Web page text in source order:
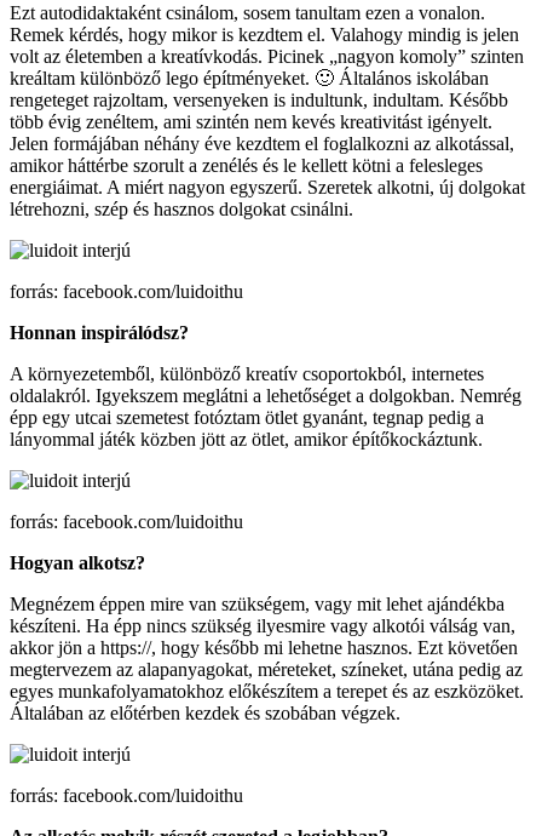
Ezt autodidaktaként csinálom, sosem tanultam ezen a vonalon.
Remek kérdés, hogy mikor is kezdtem el. Valahogy mindig is jelen
volt az életemben a kreatívkodás. Picinek „nagyon komoly” szinten
kreáltam különböző lego építményeket. 🙂 Általános iskolában
rengeteget rajzoltam, versenyeken is indultunk, indultam. Később
több évig zenéltem, ami szintén nem kevés kreativitást igényelt.
Jelen formájában néhány éve kezdtem el foglalkozni az alkotással,
amikor háttérbe szorult a zenélés és le kellett kötni a felesleges
energiáimat. A miért nagyon egyszerű. Szeretek alkotni, új dolgokat
létrehozni, szép és hasznos dolgokat csinálni.
forrás: facebook.com/luidoithu
Honnan inspirálódsz?
A környezetemből, különböző kreatív csoportokból, internetes
oldalakról. Igyekszem meglátni a lehetőséget a dolgokban. Nemrég
épp egy utcai szemetest fotóztam ötlet gyanánt, tegnap pedig a
lányommal játék közben jött az ötlet, amikor építőkockáztunk.
forrás: facebook.com/luidoithu
Hogyan alkotsz?
Megnézem éppen mire van szükségem, vagy mit lehet ajándékba
készíteni. Ha épp nincs szükség ilyesmire vagy alkotói válság van,
akkor jön a https://, hogy később mi lehetne hasznos. Ezt követően
megtervezem az alapanyagokat, méreteket, színeket, utána pedig az
egyes munkafolyamatokhoz előkészítem a terepet és az eszközöket.
Általában az előtérben kezdek és szobában végzek.
forrás: facebook.com/luidoithu